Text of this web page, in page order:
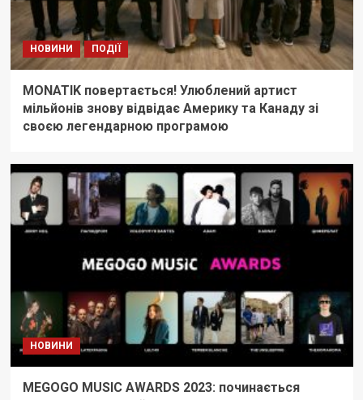
НОВИНИ ПОДІЇ
MONATIK повертається! Улюблений артист
мільйонів знову відвідає Америку та Канаду зі
своєю легендарною програмою
НОВИНИ
MEGOGO MUSIC AWARDS 2023: починається